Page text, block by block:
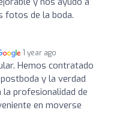
fotos de la boda.
1 year ago
Hemos contratado
y la verdad
profesionalidad de
en moverse